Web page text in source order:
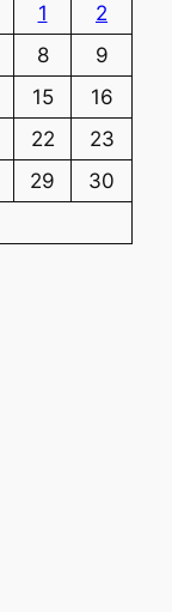
1
2
8
9
15
16
22
23
29
30